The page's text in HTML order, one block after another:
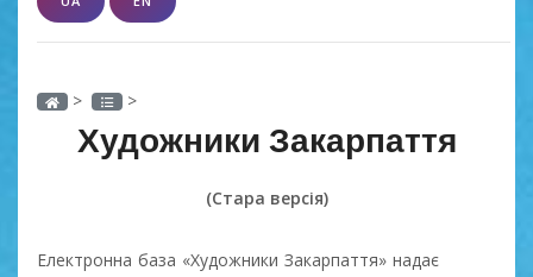
> >
Художники Закарпаття
(Стара версія)
Електронна база «Художники Закарпаття» надає